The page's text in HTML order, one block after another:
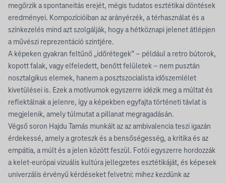
megőrzik a spontaneitás erejét, mégis tudatos esztétikai döntések
eredményei. Kompozícióiban az arányérzék, a térhasználat és a
színkezelés mind azt szolgálják, hogy a hétköznapi jelenet átlépjen
a művészi reprezentáció szintjére.
A képeken gyakran feltűnő „időrétegek” – például a retro bútorok,
kopott falak, vagy elfeledett, benőtt felületek – nem pusztán
nosztalgikus elemek, hanem a posztszocialista időszemlélet
kivetülései is. Ezek a motívumok egyszerre idézik meg a múltat és
reflektálnak a jelenre, így a képekben egyfajta történeti távlat is
megjelenik, amely túlmutat a pillanat megragadásán.
Végső soron Hajdu Tamás munkáit az az ambivalencia teszi igazán
érdekessé, amely a groteszk és a bensőségesség, a kritika és az
empátia, a múlt és a jelen között feszül. Fotói egyszerre hordozzák
a kelet-európai vizuális kultúra jellegzetes esztétikáját, és képesek
univerzális érvényű kérdéseket felvetni: mihez kezdünk az